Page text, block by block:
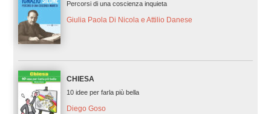
Percorsi di una coscienza inquieta
Giulia Paola Di Nicola e Attilio Danese
CHIESA
10 idee per farla più bella
Diego Goso